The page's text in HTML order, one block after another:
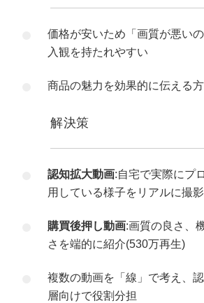
価格が安いため「画質が悪い
入観を持たれやすい
商品の魅力を効果的に伝える
解決策
認知拡大動画:自宅で実際にプ
用している様子をリアルに撮
購買後押し動画:画質の良さ、
さを端的に紹介(530万再生)
複数の動画を「線」で考え、
層向けで役割分担